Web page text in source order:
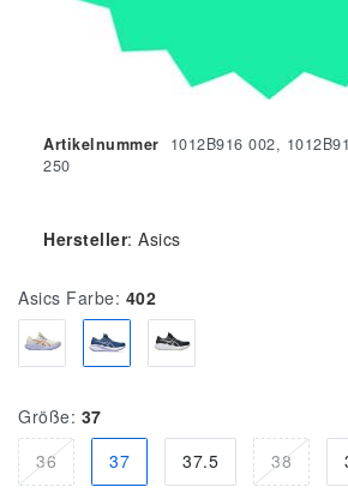
Artikelnummer
1012B916 002,
250
Hersteller: Asics
Asics Farbe: 402
Größe: 37
36
37 37.5 38